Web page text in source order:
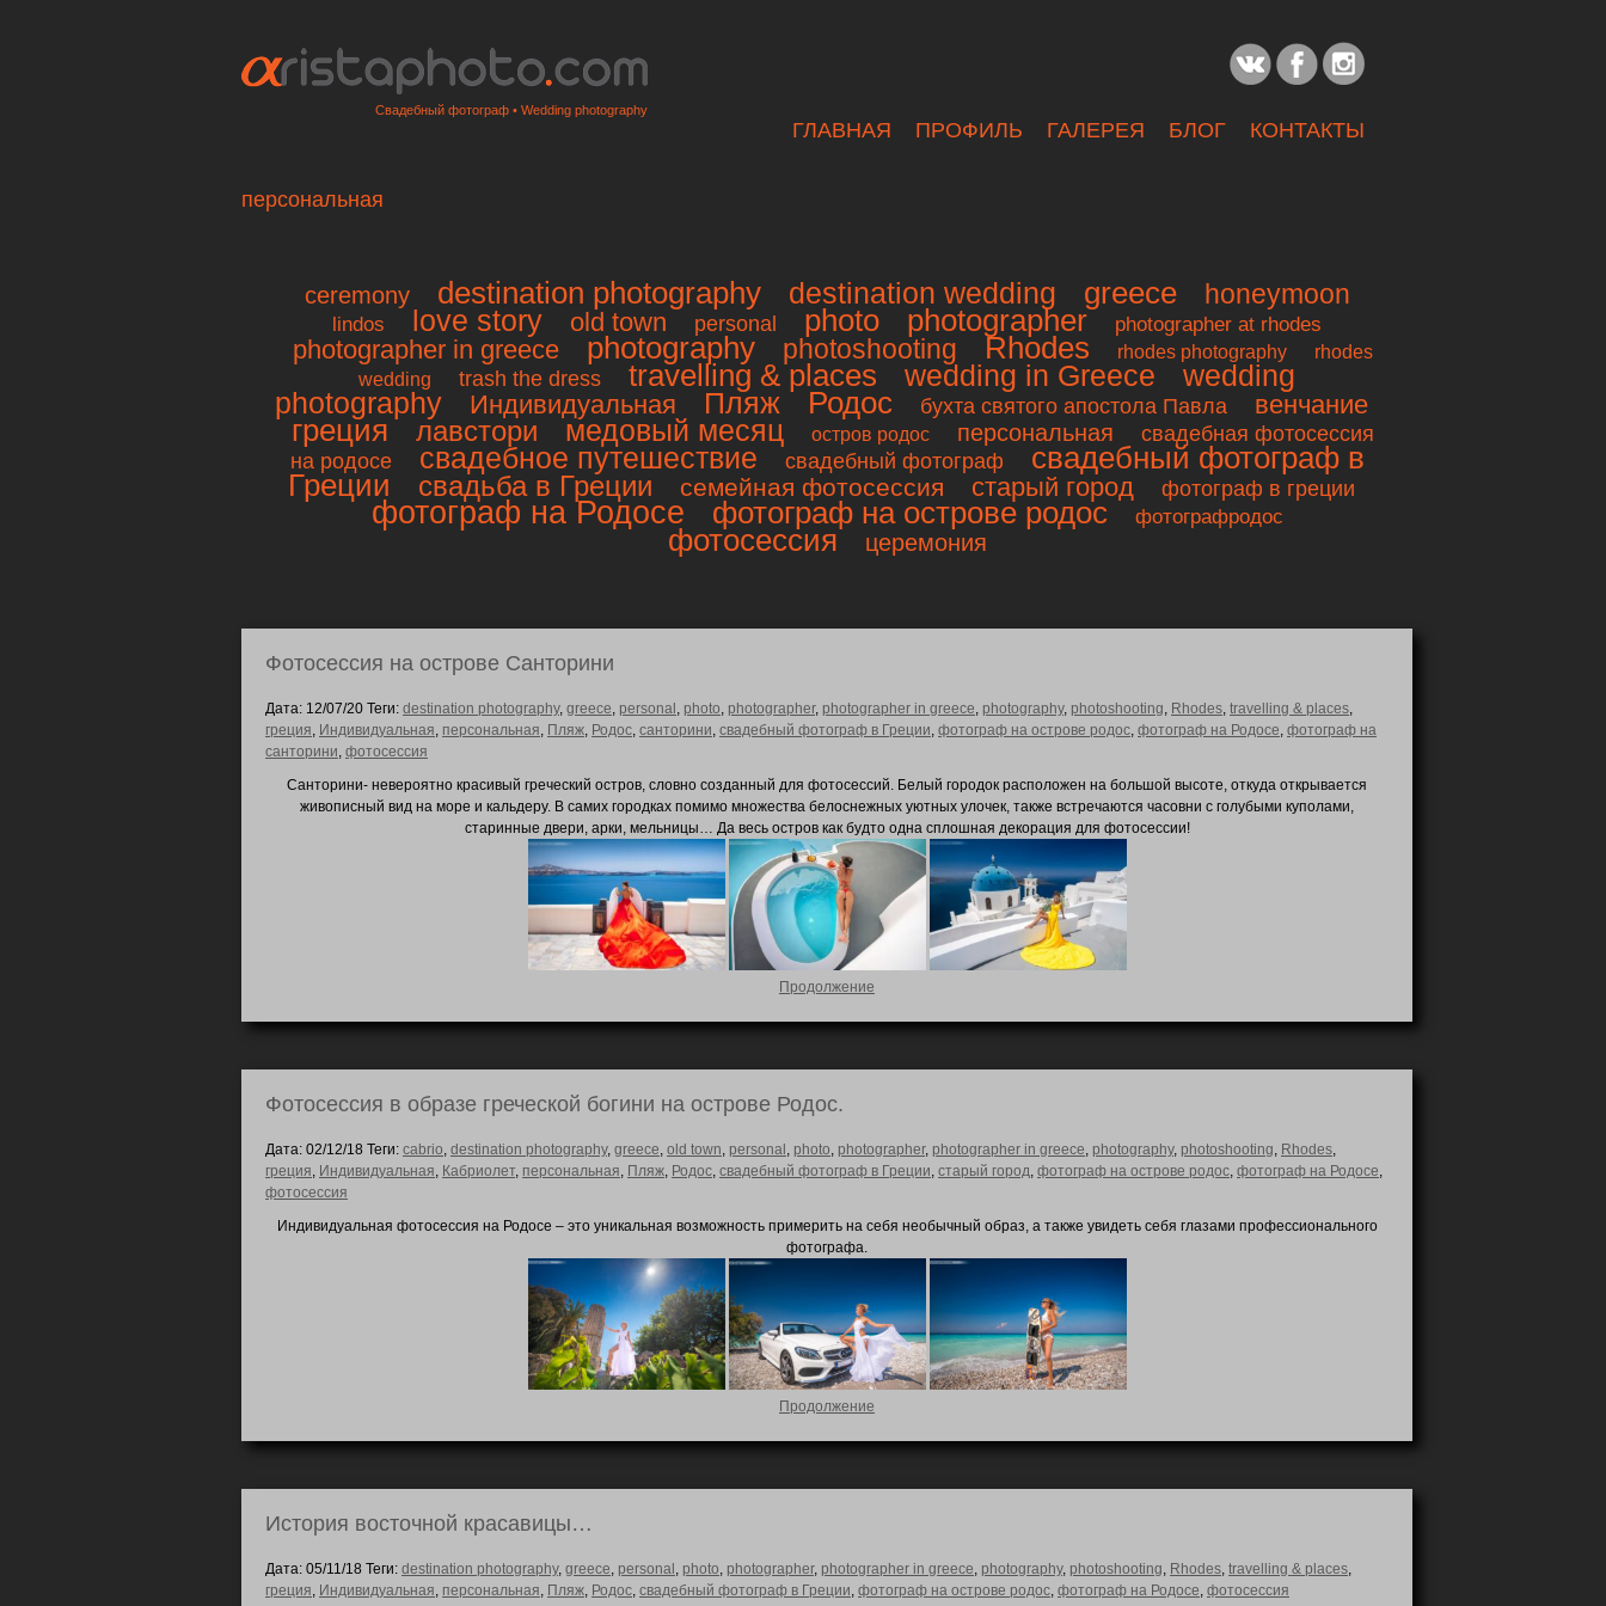
Свадебный фотограф • Wedding photography
ГЛАВНАЯ ПРОФИЛЬ ГАЛЕРЕЯ БЛОГ КОНТАКТЫ
персональная
ceremony destination photography destination wedding greece honeymoon
lindos love story old town personal photo photographer photographer at rhodes
photographer in greece photography photoshooting Rhodes rhodes photography
rhodes
wedding
trash the dress travelling & places wedding in Greece
wedding
photography
Индивидуальная Пляж Родос бухта святого апостола Павла венчание
греция лавстори медовый месяц остров родос персональная
свадебная фотосессия
на родосе
свадебное путешествие свадебный фотограф свадебный фотограф в
Греции свадьба в Греции семейная фотосессия старый город фотограф в греции
фотограф на Родосе фотограф на острове родос фотографродос
фотосессия церемония
Фотосессия на острове Санторини
Дата: 12/07/20 Теги: destination photography, greece, personal , photo, photographer, photographer in greece, photography, photoshooting, Rhodes, travelling & places,
греция, Индивидуальная, персональная, Пляж, Родос, санторини, свадебный фотограф в Греции, фотограф на острове родос, фотограф на Родосе, фотограф на
санторини, фотосессия
Санторини- невероятно красивый греческий остров, словно созданный для фотосессий. Белый городок расположен на большой высоте, откуда открывается
живописный вид на море и кальдеру. В самих городках помимо множества белоснежных уютных улочек, также встречаются часовни с голубыми куполами,
старинные двери, арки, мельницы… Да весь остров как будто одна сплошная декорация для фотосессии!
Продолжение
Фотосессия в образе греческой богини на острове Родос.
Дата: 02/12/18 Теги: cabrio, destination photography, greece, old town, personal , photo, photographer, photographer in greece, photography, photoshooting, Rhodes,
греция, Индивидуальная, Кабриолет, персональная, Пляж, Родос, свадебный фотограф в Греции, старый город, фотограф на острове родос, фотограф на Родосе,
фотосессия
Индивидуальная фотосессия на Родосе – это уникальная возможность примерить на себя необычный образ, а также увидеть себя глазами профессионального
фотографа.
Продолжение
История восточной красавицы…
Дата: 05/11/18 Теги: destination photography, greece, personal , photo, photographer, photographer in greece, photography, photoshooting, Rhodes, travelling & places,
греция, Индивидуальная, персональная, Пляж, Родос, свадебный фотограф в Греции, фотограф на острове родос, фотограф на Родосе, фотосессия